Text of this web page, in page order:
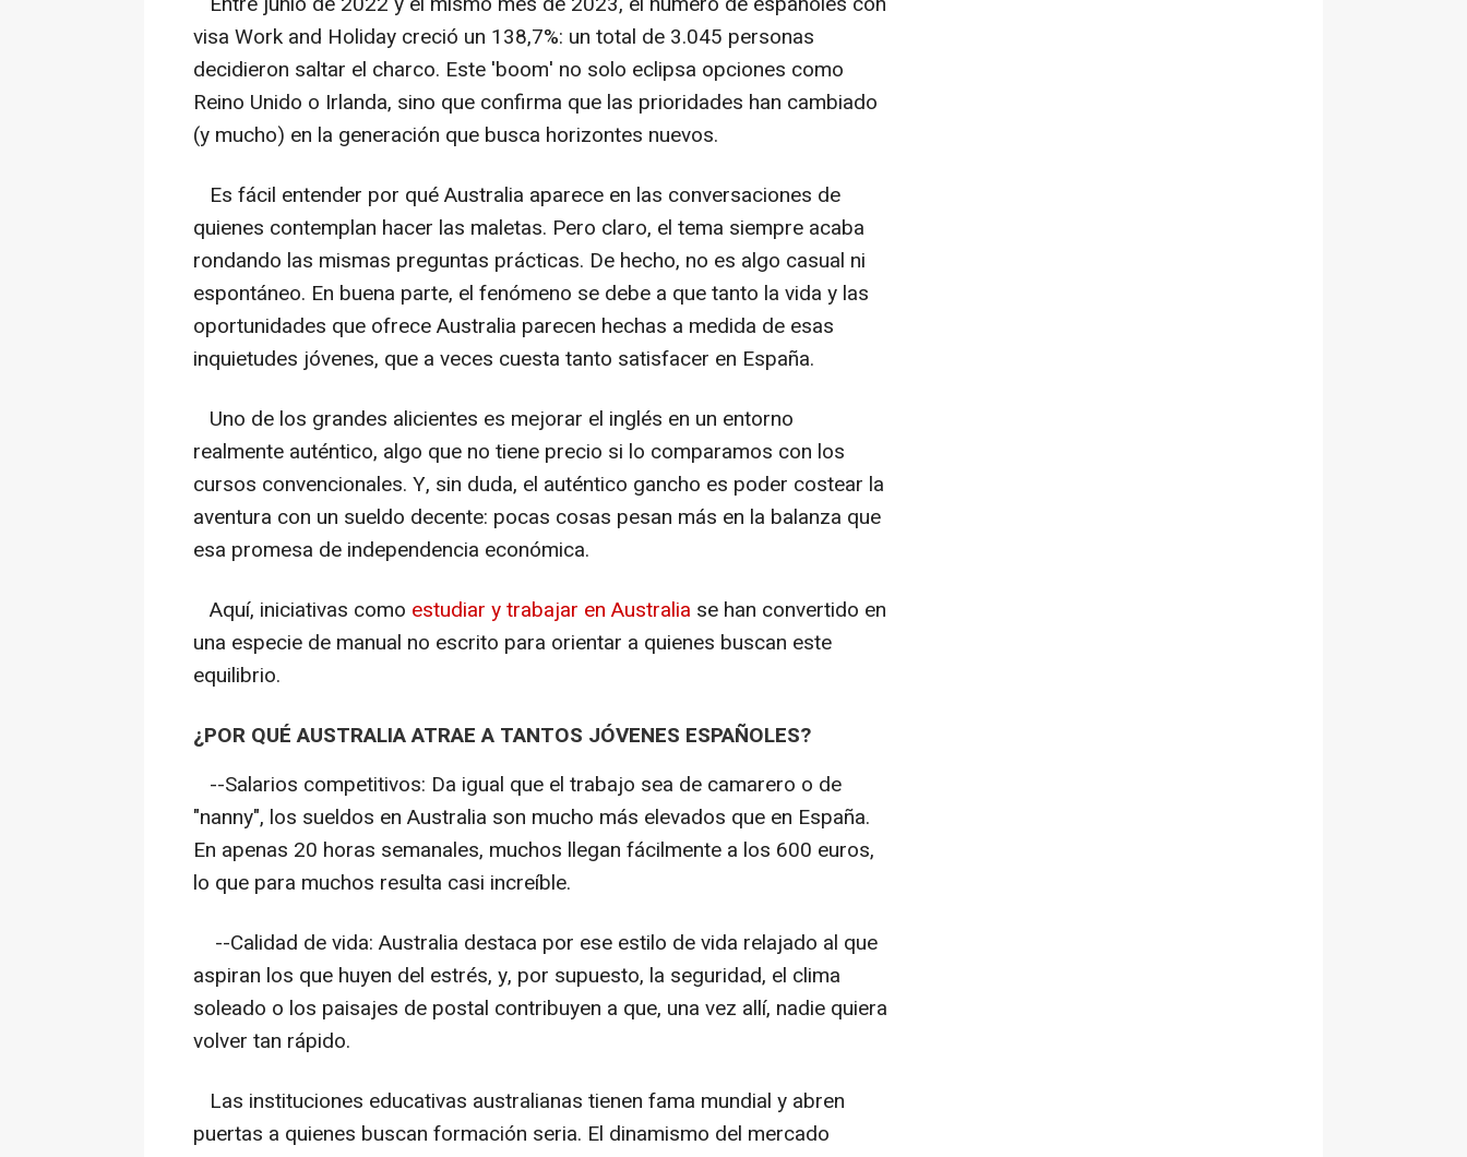
visa Work and Holiday creció un 138,7%: un total de 3.045 personas
decidieron saltar el charco. Este 'boom' no solo eclipsa opciones como
Reino Unido o Irlanda, sino que confirma que las prioridades han cambiado
(y mucho) en la generación que busca horizontes nuevos.
Es fácil entender por qué Australia aparece en las conversaciones de
quienes contemplan hacer las maletas. Pero claro, el tema siempre acaba
rondando las mismas preguntas prácticas. De hecho, no es algo casual ni
espontáneo. En buena parte, el fenómeno se debe a que tanto la vida y las
oportunidades que ofrece Australia parecen hechas a medida de esas
inquietudes jóvenes, que a veces cuesta tanto satisfacer en España.
Uno de los grandes alicientes es mejorar el inglés en un entorno
realmente auténtico, algo que no tiene precio si lo comparamos con los
cursos convencionales. Y, sin duda, el auténtico gancho es poder costear la
aventura con un sueldo decente: pocas cosas pesan más en la balanza que
esa promesa de independencia económica.
Aquí, iniciativas como estudiar y trabajar en Australia se han convertido en
una especie de manual no escrito para orientar a quienes buscan este
equilibrio.
¿POR QUÉ AUSTRALIA ATRAE A TANTOS JÓVENES ESPAÑOLES?
--Salarios competitivos: Da igual que el trabajo sea de camarero o de
"nanny", los sueldos en Australia son mucho más elevados que en España.
En apenas 20 horas semanales, muchos llegan fácilmente a los 600 euros,
lo que para muchos resulta casi increíble.
--Calidad de vida: Australia destaca por ese estilo de vida relajado al que
aspiran los que huyen del estrés, y, por supuesto, la seguridad, el clima
soleado o los paisajes de postal contribuyen a que, una vez allí, nadie quiera
volver tan rápido.
Las instituciones educativas australianas tienen fama mundial y abren
puertas a quienes buscan formación seria. El dinamismo del mercado